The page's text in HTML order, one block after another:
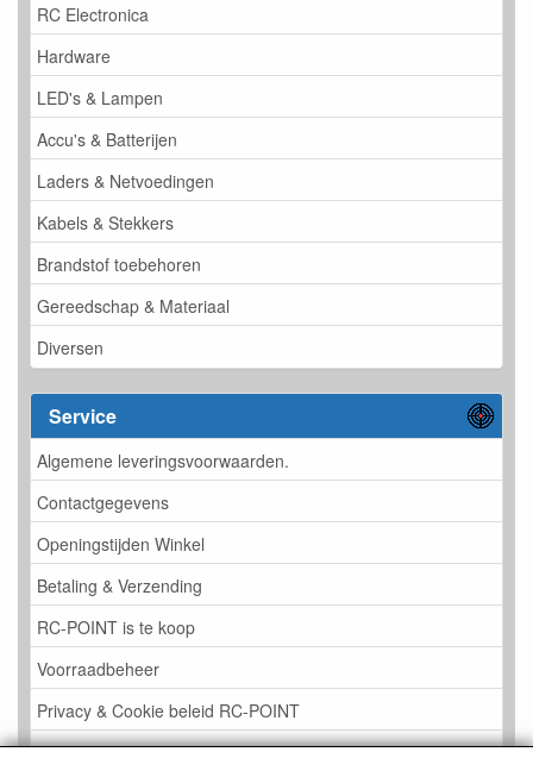
RC Electronica
Hardware
LED's & Lampen
Accu's & Batterijen
Laders & Netvoedingen
Kabels & Stekkers
Brandstof toebehoren
Gereedschap & Materiaal
Diversen
Service
Algemene leveringsvoorwaarden.
Contactgegevens
Openingstijden Winkel
Betaling & Verzending
RC-POINT is te koop
Voorraadbeheer
Privacy & Cookie beleid RC-POINT
LINK PAGINA